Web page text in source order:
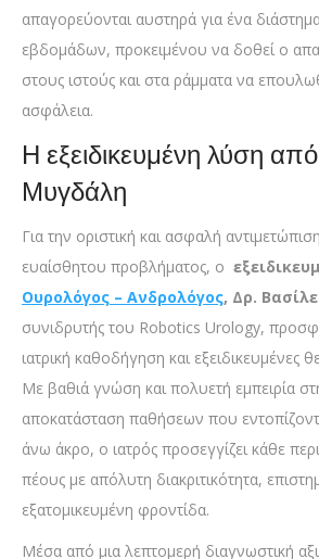
απαγορεύονται αυστηρά για ένα
εβδομάδων, προκειμένου να δοθεί ο
στους ιστούς και στα ράμματα να
ασφάλεια.
Η εξειδικευμένη λύση
Μυγδάλη
Για την οριστική και ασφαλή
ευαίσθητου προβλήματος, ο
Ουρολόγος – Ανδρολόγος, Δρ.
συνιδρυτής του Robotics Urology,
ιατρική καθοδήγηση και εξειδικευμένες
Με βαθιά γνώση και πολυετή εμπειρία
αποκατάσταση παθήσεων που
άνω άκρο, ο ιατρός προσεγγίζει κάθε
πέους με απόλυτη διακριτικότητα,
εξατομικευμένη φροντίδα.
Μέσα από μια λεπτομερή διαγνωστική